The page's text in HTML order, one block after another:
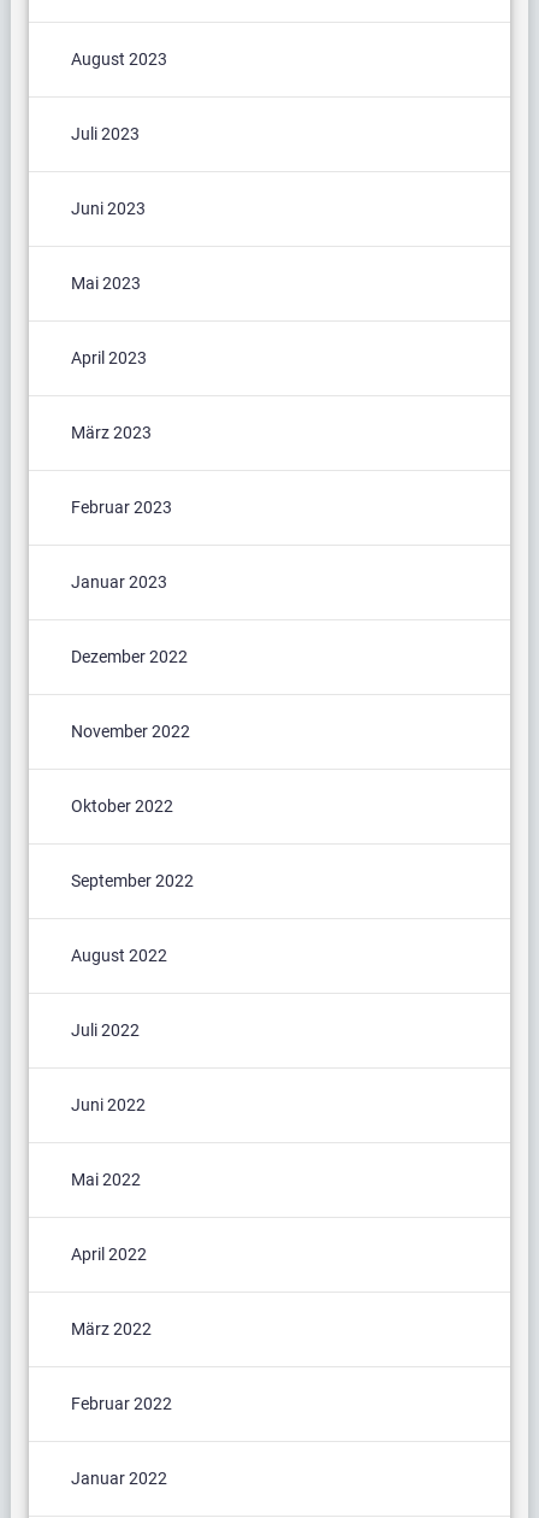
August 2023
Juli 2023
Juni 2023
Mai 2023
April 2023
März 2023
Februar 2023
Januar 2023
Dezember 2022
November 2022
Oktober 2022
September 2022
August 2022
Juli 2022
Juni 2022
Mai 2022
April 2022
März 2022
Februar 2022
Januar 2022